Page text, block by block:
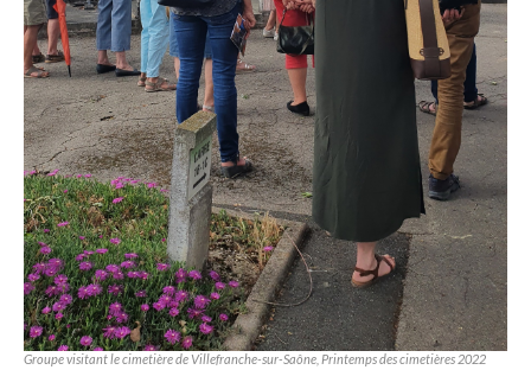
Groupe visitant le cimetière de Villefranche-sur-Saône, Printemps des cimetières 2022